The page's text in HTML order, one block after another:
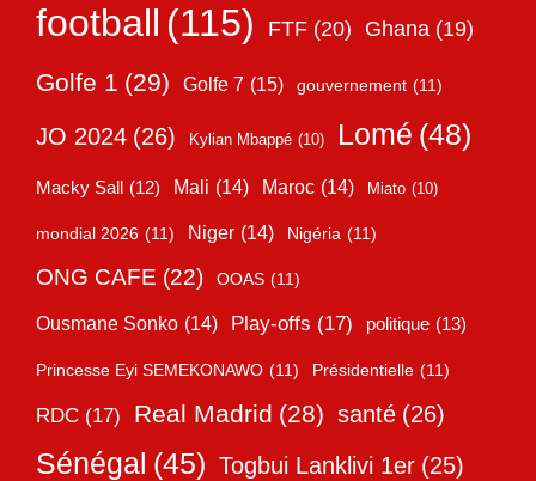
football (115) FTF (20) Ghana (19)
Golfe 1 (29) Golfe 7 (15) gouvernement (11)
JO 2024 (26) Kylian Mbappé (10) Lomé (48)
Macky Sall (12) Mali (14) Maroc (14) Miato (10)
mondial 2026 (11) Niger (14) Nigéria (11)
ONG CAFE (22) OOAS (11)
Ousmane Sonko (14) Play-offs (17) politique (13)
Princesse Eyi SEMEKONAWO (11) Présidentielle (11)
RDC (17) Real Madrid (28) santé (26)
Sénégal (45) Togbui Lanklivi 1er (25)